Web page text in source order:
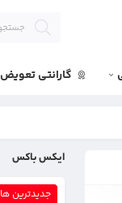
گارانتی تعویض
ایکس باکس
جدیدترین ها